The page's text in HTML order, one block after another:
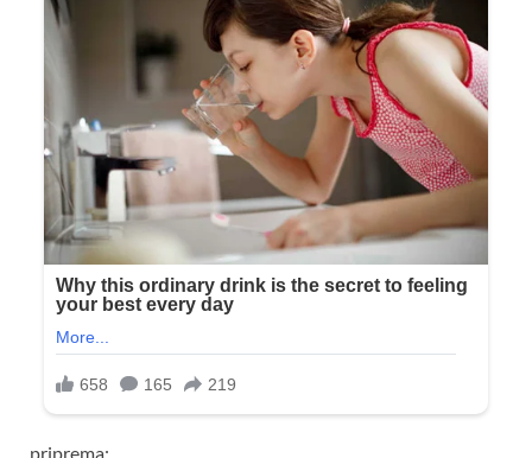
priprema: